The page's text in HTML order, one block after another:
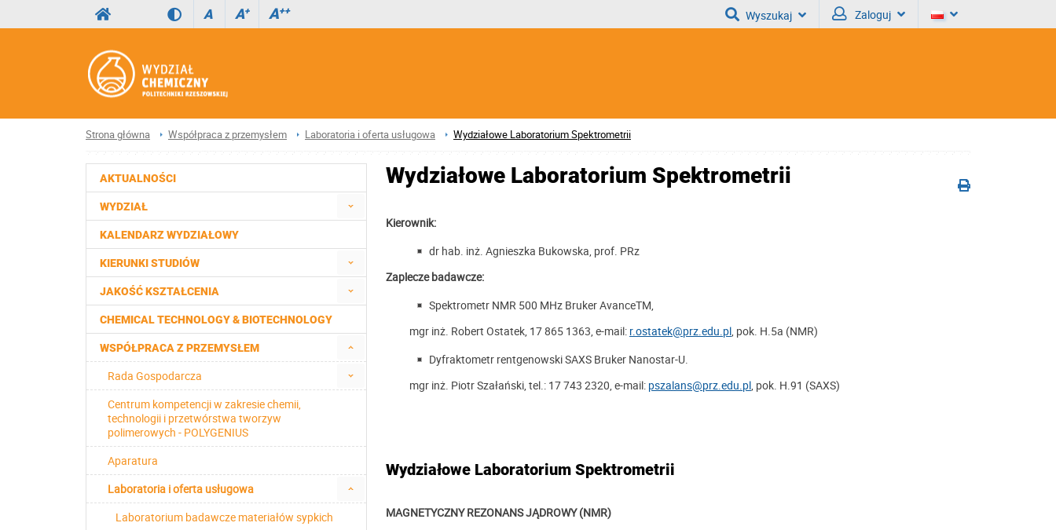
A A+ A++ Wyszukaj Zaloguj
Strona główna Współpraca z przemysłem Laboratoria i oferta usługowa Wydziałowe Laboratorium Spektrometrii
AKTUALNOŚCI
WYDZIAŁ
KALENDARZ WYDZIAŁOWY
KIERUNKI STUDIÓW
JAKOŚĆ KSZTAŁCENIA
CHEMICAL TECHNOLOGY & BIOTECHNOLOGY
WSPÓŁPRACA Z PRZEMYSŁEM
Rada Gospodarcza
Centrum kompetencji w zakresie chemii,
technologii i przetwórstwa tworzyw
polimerowych - POLYGENIUS
Aparatura
Laboratoria i oferta usługowa
Laboratorium badawcze materiałów sypkich
Wydziałowe Laboratorium Spektrometrii
Kierownik:
dr hab. inż. Agnieszka Bukowska, prof. PRz
Zaplecze badawcze:
Spektrometr NMR 500 MHz Bruker AvanceTM,
mgr inż. Robert Ostatek, 17 865 1363, e-mail: r.ostatek@prz.edu.pl, pok. H.5a (NMR)
Dyfraktometr rentgenowski SAXS Bruker Nanostar-U.
mgr inż. Piotr Szałański, tel.: 17 743 2320, e-mail: pszalans@prz.edu.pl, pok. H.91 (SAXS)
Wydziałowe Laboratorium Spektrometrii
MAGNETYCZNY REZONANS JĄDROWY (NMR)